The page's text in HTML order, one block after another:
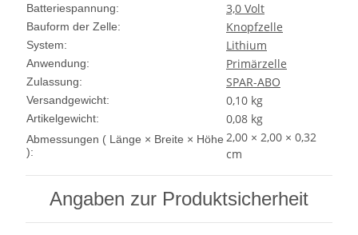
Batteriespannung: 3,0 Volt
Bauform der Zelle: Knopfzelle
System: Lithium
Anwendung: Primärzelle
Zulassung: SPAR-ABO
Versandgewicht: 0,10 kg
Artikelgewicht: 0,08 kg
Abmessungen ( Länge × Breite × Höhe
):
2,00 × 2,00 × 0,32
cm
Angaben zur Produktsicherheit